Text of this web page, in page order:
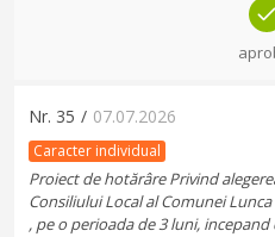
Nr. 35 / 07.07.2026
Caracter individual
Proiect de hotărâre Privind
Consiliului Local al Comunei
, pe o perioada de 3 luni, incepand